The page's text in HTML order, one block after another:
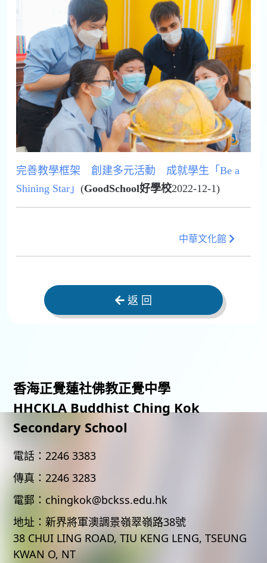
完善教學框架 創建多元活動 成就學生「Be a
Shining Star」 (GoodSchool好學校2022-12-1)
中華文化館
返 回
香海正覺蓮社佛教正覺中學
HHCKLA Buddhist Ching Kok
Secondary School
電話： 2246 3383
傳真： 2246 3283
電郵： chingkok@bckss.edu.hk
地址： 新界將軍澳調景嶺翠嶺路38號
38 CHUI LING ROAD, TIU KENG LENG, TSEUNG
KWAN O, NT